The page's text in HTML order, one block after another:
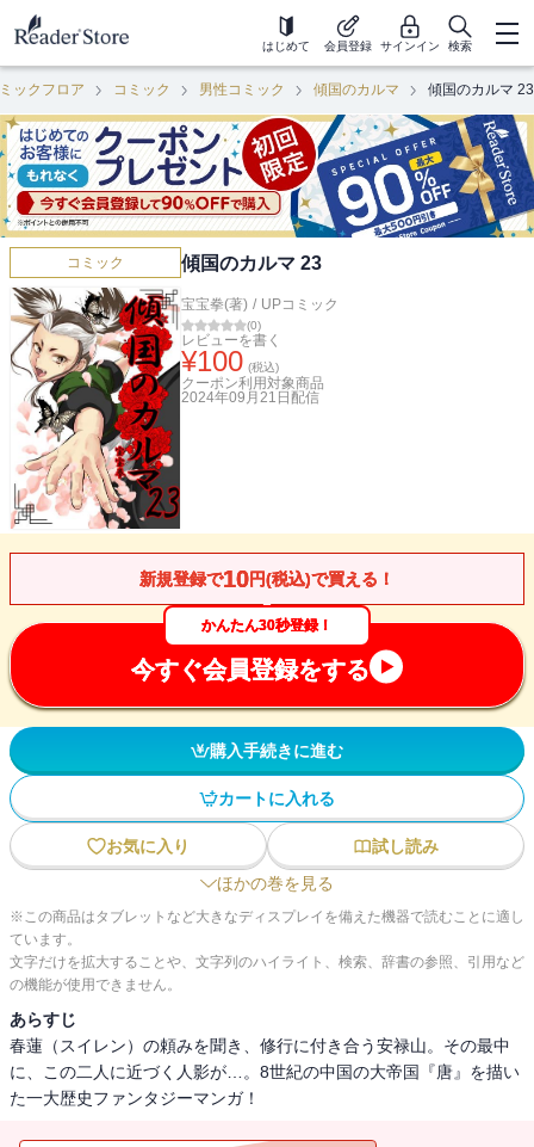
はじめて 会員登録 サインイン 検索
ックフロア コミック 男性コミック 傾国のカルマ 傾国のカルマ 23
コミック 傾国のカルマ 23
宝宝拳(著) / UPコミック
(0)
レビューを書く
¥100 (税込)
クーポン利用対象商品
2024年09月21日 配信
新規登録で10円(税込)で買える！
かんたん30秒登録！
今すぐ会員登録をする
購入手続きに進む
カートに入れる
お気に入り
試し読み
ほかの巻を見る
※この商品はタブレットなど大きなディスプレイを備えた機器で読むことに適し
ています。
文字だけを拡大することや、文字列のハイライト、検索、辞書の参照、引用など
の機能が使用できません。
あらすじ
春蓮（スイレン）の頼みを聞き、修行に付き合う安禄山。その最中
に、この二人に近づく人影が…。8世紀の中国の大帝国『唐』を描い
た一大歴史ファンタジーマンガ！